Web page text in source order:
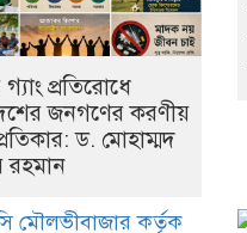
প্রতিরোধে
জনগণের করণীয়
ড. মোহাম্মদ
রহমান